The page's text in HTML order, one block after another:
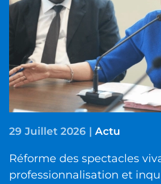
29 Juillet 2026 | Actu
Réforme des spectacles
professionnalisation et